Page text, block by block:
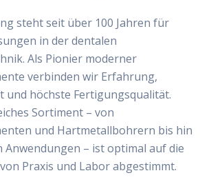
steht seit über 100 Jahren für
in der dentalen
Als Pionier moderner
verbinden wir Erfahrung,
und höchste Fertigungsqualität.
Sortiment – von
und Hartmetallbohrern bis hin
Anwendungen – ist optimal auf die
Praxis und Labor abgestimmt.